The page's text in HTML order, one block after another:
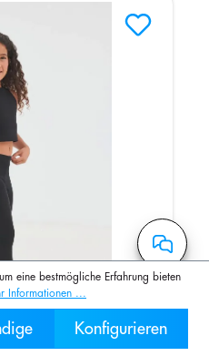
030 2000
eine bestmögliche Erfahrung bieten
Informationen ...
Konfigurieren